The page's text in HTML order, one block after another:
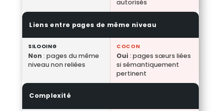
autorisés
Liens entre pages de même niveau
SILOOING
Non : pages du même
niveau non reliées
COCON
Oui: pages sœurs liées
si sémantiquement
pertinent
Complexité